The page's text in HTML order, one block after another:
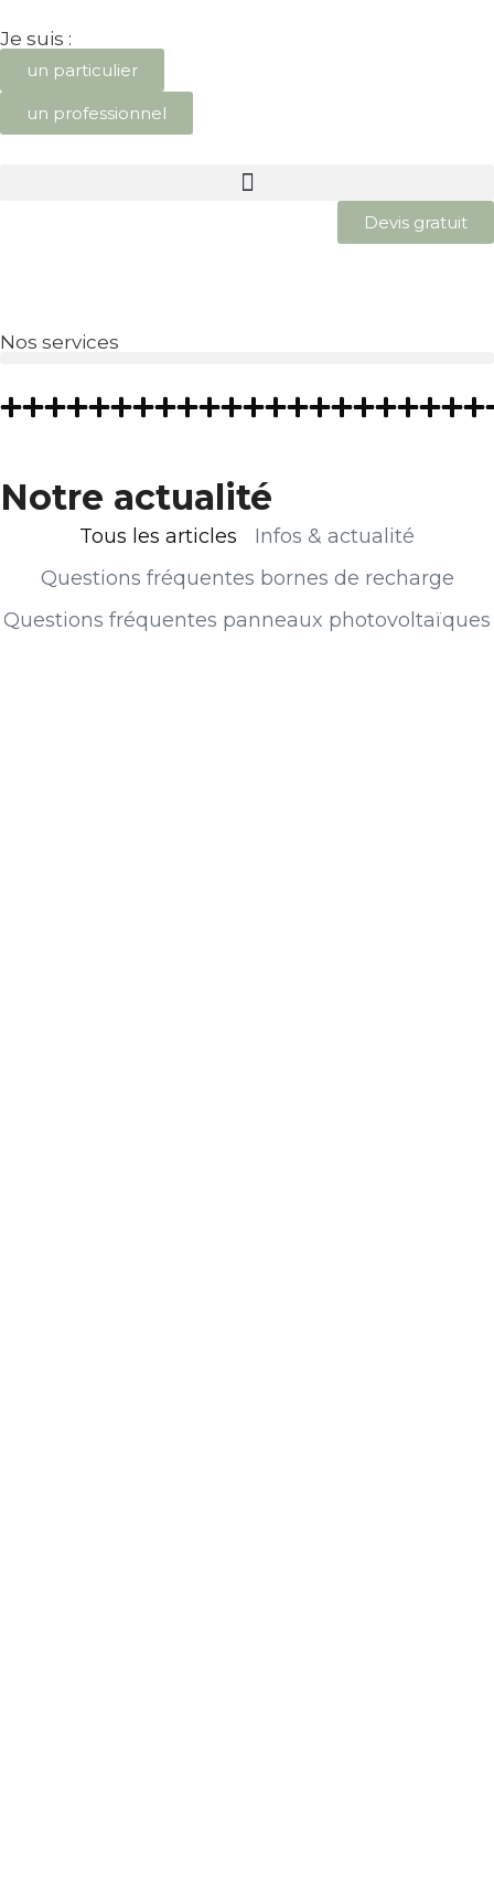
Je suis :
un particulier
un professionnel
Devis gratuit
Nos services
Notre actualité
Infos & actualité
Questions fréquentes bornes de recharge
Questions fréquentes panneaux photovoltaïques
Tous les articles